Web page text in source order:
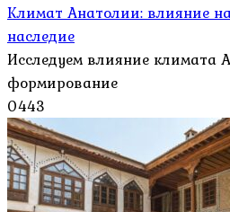
Климат Анатолии: влияние
наследие
Исследуем влияние климата
формирование
0443